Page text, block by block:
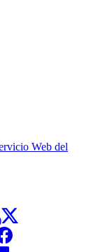
Web del